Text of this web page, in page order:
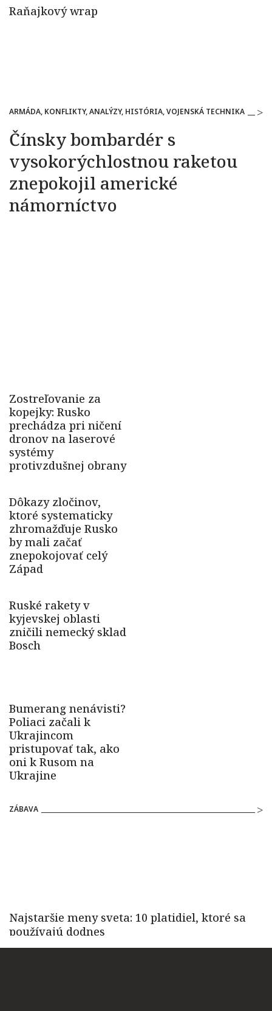
ARMÁDA, KONFLIKTY, ANALÝZY, HISTÓRIA, VOJENSKÁ TECHNIKA
ZÁBAVA